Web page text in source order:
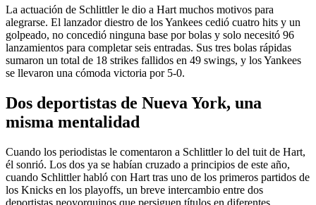
La actuación de Schlittler le dio a Hart muchos motivos para
alegrarse. El lanzador diestro de los Yankees cedió cuatro hits y un
golpeado, no concedió ninguna base por bolas y solo necesitó 96
lanzamientos para completar seis entradas. Sus tres bolas rápidas
sumaron un total de 18 strikes fallidos en 49 swings, y los Yankees
se llevaron una cómoda victoria por 5-0.
Dos deportistas de Nueva York, una
misma mentalidad
Cuando los periodistas le comentaron a Schlittler lo del tuit de Hart,
él sonrió. Los dos ya se habían cruzado a principios de este año,
cuando Schlittler habló con Hart tras uno de los primeros partidos de
los Knicks en los playoffs, un breve intercambio entre dos
deportistas neoyorquinos que persiguen títulos en diferentes